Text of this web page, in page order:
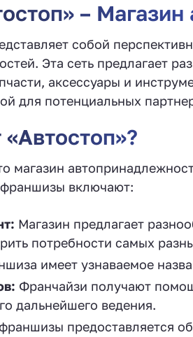
–
собой
Эта сеть предлагает
аксессуары и
для потенциальных
магазин
включают:
Магазин предлагает
потребности самых
имеет узнаваемое
Франчайзи получают
дальнейшего ведения.
предоставляется